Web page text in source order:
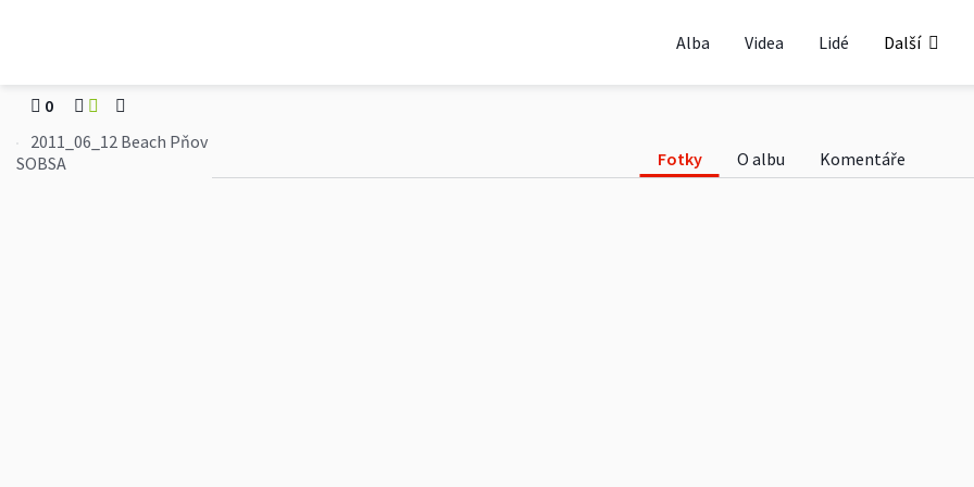
Alba Videa Lidé Další
0
2011_06_12 Beach Pňov
SOBSA
Fotky O albu Komentáře